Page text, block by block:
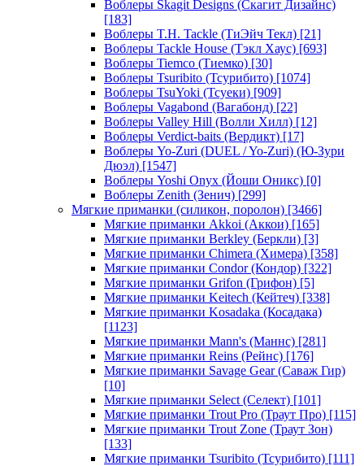
Воблеры Skagit Designs (Скагит Дизайнс)
[183]
Воблеры T.H. Tackle (ТиЭйч Текл) [21]
Воблеры Tackle House (Тэкл Хаус) [693]
Воблеры Tiemco (Тиемко) [30]
Воблеры Tsuribito (Тсурибито) [1074]
Воблеры TsuYoki (Тсуеки) [909]
Воблеры Vagabond (Вагабонд) [22]
Воблеры Valley Hill (Волли Хилл) [12]
Воблеры Verdict-baits (Вердикт) [17]
Воблеры Yo-Zuri (DUEL / Yo-Zuri) (Ю-Зури
Дюэл) [1547]
Воблеры Yoshi Onyx (Йоши Оникс) [0]
Воблеры Zenith (Зенич) [299]
Мягкие приманки (силикон, поролон) [3466]
Мягкие приманки Akkoi (Аккои) [165]
Мягкие приманки Berkley (Беркли) [3]
Мягкие приманки Chimera (Химера) [358]
Мягкие приманки Condor (Кондор) [322]
Мягкие приманки Grifon (Грифон) [5]
Мягкие приманки Keitech (Кейтеч) [338]
Мягкие приманки Kosadaka (Косадака)
[1123]
Мягкие приманки Mann's (Маннс) [281]
Мягкие приманки Reins (Рейнс) [176]
Мягкие приманки Savage Gear (Саваж Гир)
[10]
Мягкие приманки Select (Селект) [101]
Мягкие приманки Trout Pro (Траут Про) [115]
Мягкие приманки Trout Zone (Траут Зон)
[133]
Мягкие приманки Tsuribito (Тсурибито) [111]